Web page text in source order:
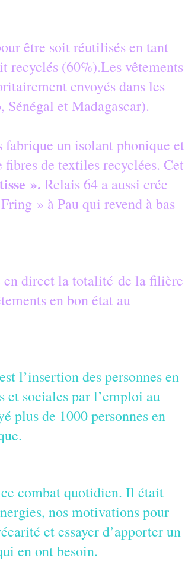
être soit réutilisés en tant
recyclés (60%).Les vêtements
envoyés dans les
et Madagascar).
un isolant phonique et
de textiles recyclées. Cet
». Relais 64 a aussi crée
» à Pau qui revend à bas
direct la totalité de la filière
en bon état au
l’insertion des personnes en
et sociales par l’emploi au
plus de 1000 personnes en
combat quotidien. Il était
nos motivations pour
et essayer d’apporter un
en ont besoin.